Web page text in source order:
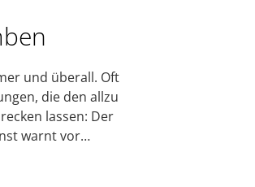
und überall. Oft
die den allzu
lassen: Der
warnt vor…